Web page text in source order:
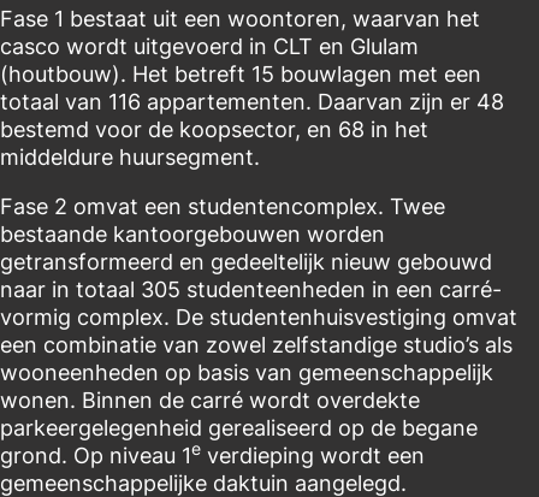
Fase 1 bestaat uit een woontoren, waarvan het
casco wordt uitgevoerd in CLT en Glulam
(houtbouw). Het betreft 15 bouwlagen met een
totaal van 116 appartementen. Daarvan zijn er 48
bestemd voor de koopsector, en 68 in het
middeldure huursegment.
Fase 2 omvat een studentencomplex. Twee
bestaande kantoorgebouwen worden
getransformeerd en gedeeltelijk nieuw gebouwd
naar in totaal 305 studenteenheden in een carré-
vormig complex. De studentenhuisvestiging omvat
een combinatie van zowel zelfstandige studio’s als
wooneenheden op basis van gemeenschappelijk
wonen. Binnen de carré wordt overdekte
parkeergelegenheid gerealiseerd op de begane
grond. Op niveau 1e verdieping wordt een
gemeenschappelijke daktuin aangelegd.